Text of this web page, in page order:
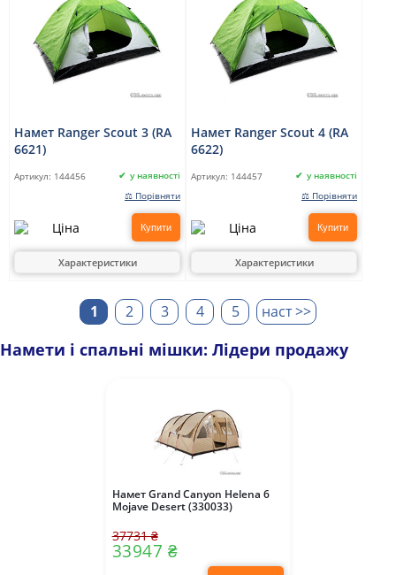
Намет Ranger Scout 3 (RA
6621)
Артикул: 144456
у наявності
⚖ Порівняти
Купити
Характеристики
Намет Ranger Scout 4 (RA
6622)
Артикул: 144457
у наявності
⚖ Порівняти
Купити
Характеристики
1 2 3 4 5 наст >>
Намети і спальні мішки: Лідери продажу
Намет Grand Canyon Helena 6
Mojave Desert (330033)
37731 ₴
33947 ₴